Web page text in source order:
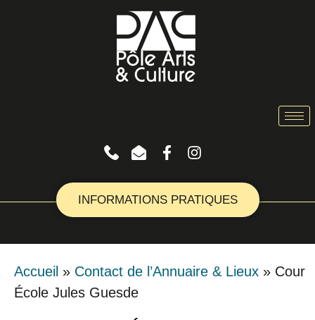
INFORMATIONS PRATIQUES
Accueil » Contact de l’Annuaire & Lieux » Cour
École Jules Guesde